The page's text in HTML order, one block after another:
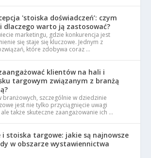
'stoiska doświadczeń’: czym
dlaczego warto ją zastosować?
marketingu, gdzie konkurencja jest
się staje się kluczowe. Jednym z
które zdobywa coraz …
klientów na hali i
targowym związanym z branżą
branżowych, szczególnie w dziedzinie
jest nie tylko przyciągnięcie uwagi
także skuteczne zaangażowanie ich …
i stoiska targowe: jakie są najnowsze
w obszarze wystawiennictwa